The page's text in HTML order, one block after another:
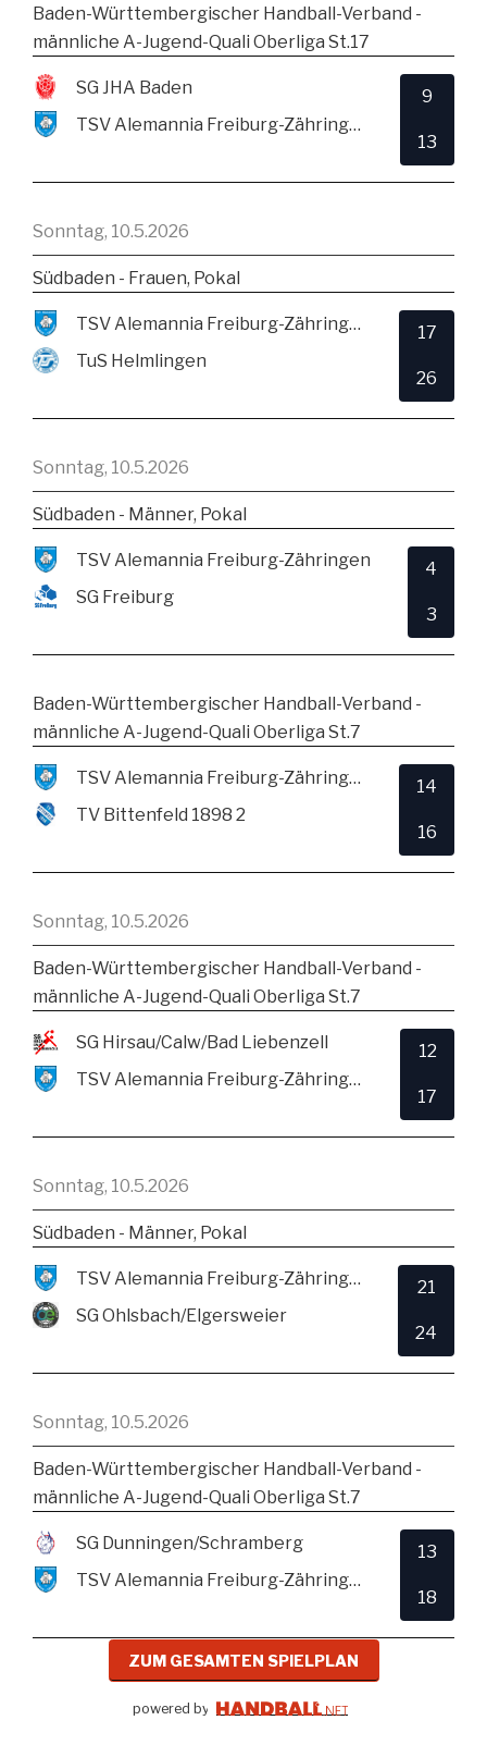
Baden-Württembergischer Handball-Verband -
männliche A-Jugend-Quali Oberliga St.17
SG JHA Baden
TSV Alemannia Freiburg-Zähringen
9
13
Sonntag, 10.5.2026
Südbaden - Frauen, Pokal
TSV Alemannia Freiburg-Zähringen
TuS Helmlingen
17
26
Sonntag, 10.5.2026
Südbaden - Männer, Pokal
TSV Alemannia Freiburg-Zähringen
SG Freiburg
4
3
Baden-Württembergischer Handball-Verband -
männliche A-Jugend-Quali Oberliga St.7
TSV Alemannia Freiburg-Zähringen
TV Bittenfeld 1898 2
14
16
Sonntag, 10.5.2026
Baden-Württembergischer Handball-Verband -
männliche A-Jugend-Quali Oberliga St.7
SG Hirsau/Calw/Bad Liebenzell
TSV Alemannia Freiburg-Zähringen
12
17
Sonntag, 10.5.2026
Südbaden - Männer, Pokal
TSV Alemannia Freiburg-Zähringen
SG Ohlsbach/Elgersweier
21
24
Sonntag, 10.5.2026
Baden-Württembergischer Handball-Verband -
männliche A-Jugend-Quali Oberliga St.7
SG Dunningen/Schramberg
TSV Alemannia Freiburg-Zähringen
13
18
ZUM GESAMTEN SPIELPLAN
powered by